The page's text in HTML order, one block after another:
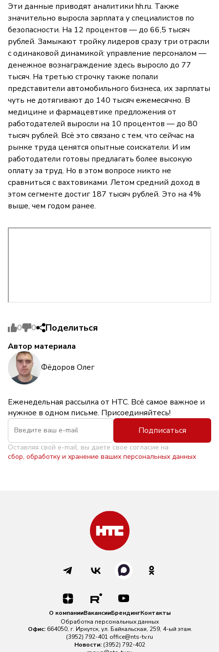
Эти данные приводят аналитики hh.ru. Также
значительно выросла зарплата у специалистов по
безопасности. На 12 процентов — до 66,5 тысяч
рублей. Замыкают тройку лидеров сразу три отрасли
с одинаковой динамикой: управление персоналом —
денежное вознаграждение здесь выросло до 77
тысяч. На третью строчку также попали
представители автомобильного бизнеса, их зарплаты
чуть не дотягивают до 140 тысяч ежемесячно. В
медицине и фармацевтике предложения от
работодателей выросли на 10 процентов — до 80
тысяч рублей. Всё это связано с тем, что сейчас на
рынке труда ценятся опытные соискатели. И им
работодатели готовы предлагать более высокую
оплату за труд. Но в этом вопросе никто не
сравниться с вахтовиками. Летом средний доход в
этом сегменте достиг 187 тысяч рублей. Это на 4%
выше, чем годом ранее.
0 0 Поделиться
Автор материала
Фёдоров Олег
Еженедельная рассылка от НТС. Всё самое важное и
нужное в одном письме. Присоединяйтесь!
Подписаться
Оставляя свой e-mail, вы даете свое согласие на
сбор, обработку и хранение ваших персональных данных
О компанииВакансииБрендингКонтакты
Обработка персональных данных
Офис: 664050, г. Иркутск, ул. Байкальская, 259, 4-ый этаж
(3952) 792-401 office@nts-tv.ru
Новости: (3952) 792-402